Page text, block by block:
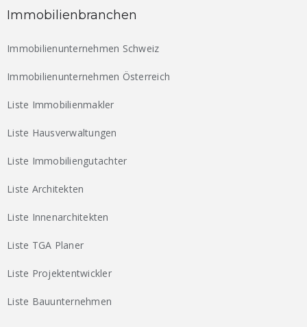
Immobilienbranchen
Immobilienunternehmen Schweiz
Immobilienunternehmen Österreich
Liste Immobilienmakler
Liste Hausverwaltungen
Liste Immobiliengutachter
Liste Architekten
Liste Innenarchitekten
Liste TGA Planer
Liste Projektentwickler
Liste Bauunternehmen